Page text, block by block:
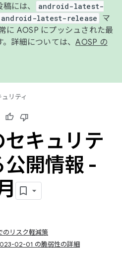
には、
android-latest-
android-latest-release
マ
に AOSP にプッシュされた最
。詳細については、AOSP の
ュリティ
キュリテ
開情報 -
のリスク軽減策
02-01 の脆弱性の詳細